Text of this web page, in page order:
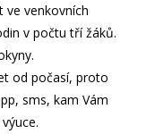
ve venkovních
v počtu tří žáků.
od počasí, proto
sms, kam Vám